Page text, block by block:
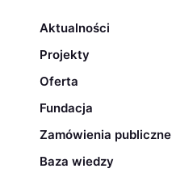
Aktualności
Projekty
Oferta
Fundacja
Zamówienia publiczne
Baza wiedzy